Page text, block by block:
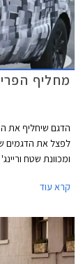
מחליף
הדגם שיחליף את
לפצל את הדגמים
קרא עוד